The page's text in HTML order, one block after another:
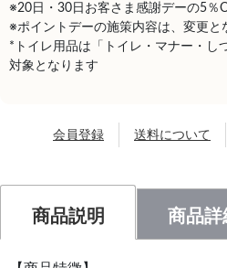
※20日・30日お客さま感謝デーの5％
※ポイントデーの施策内容は、変更と
*トイレ用品は「トイレ・マナー・し
対象となります
会員登録 送料について
商品説明 商品詳